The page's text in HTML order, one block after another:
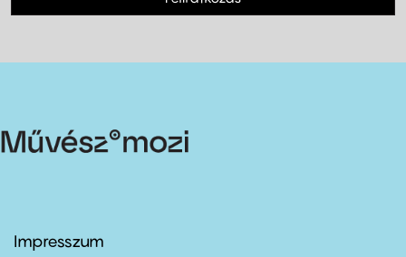
Footer
Impresszum